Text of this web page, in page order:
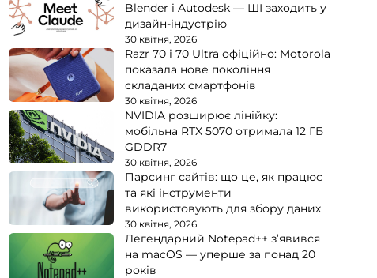
Blender і Autodesk — ШІ заходить у
дизайн-індустрію
30 квітня, 2026
Razr 70 і 70 Ultra офіційно: Motorola
показала нове покоління
складаних смартфонів
30 квітня, 2026
NVIDIA розширює лінійку:
мобільна RTX 5070 отримала 12 ГБ
GDDR7
30 квітня, 2026
Парсинг сайтів: що це, як працює
та які інструменти
використовують для збору даних
30 квітня, 2026
Легендарний Notepad++ з’явився
на macOS — уперше за понад 20
років